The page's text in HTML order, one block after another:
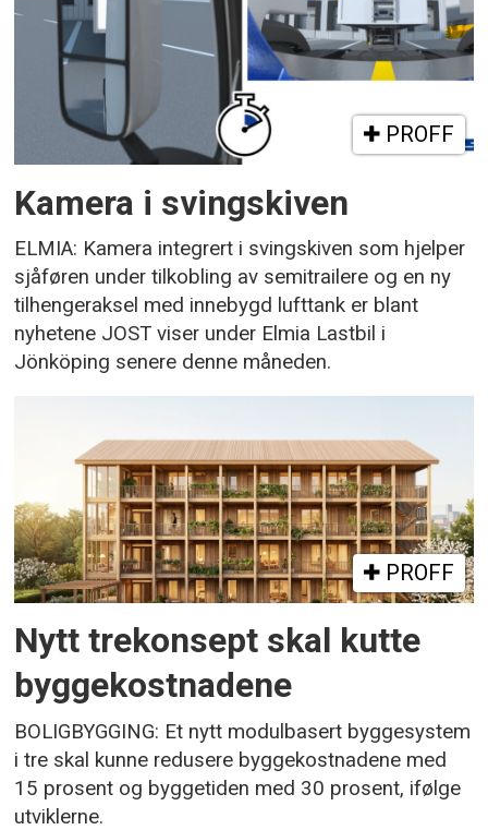
PROFF
Kamera i svingskiven
ELMIA: Kamera integrert i svingskiven som hjelper
sjåføren under tilkobling av semitrailere og en ny
tilhengeraksel med innebygd lufttank er blant
nyhetene JOST viser under Elmia Lastbil i
Jönköping senere denne måneden.
PROFF
Nytt trekonsept skal kutte
byggekostnadene
BOLIGBYGGING: Et nytt modulbasert byggesystem
i tre skal kunne redusere byggekostnadene med
15 prosent og byggetiden med 30 prosent, ifølge
utviklerne.